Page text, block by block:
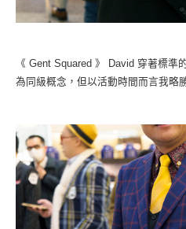
《 Gent Squared 》 David 穿著標
為同級概念，但以活動時間而言我略